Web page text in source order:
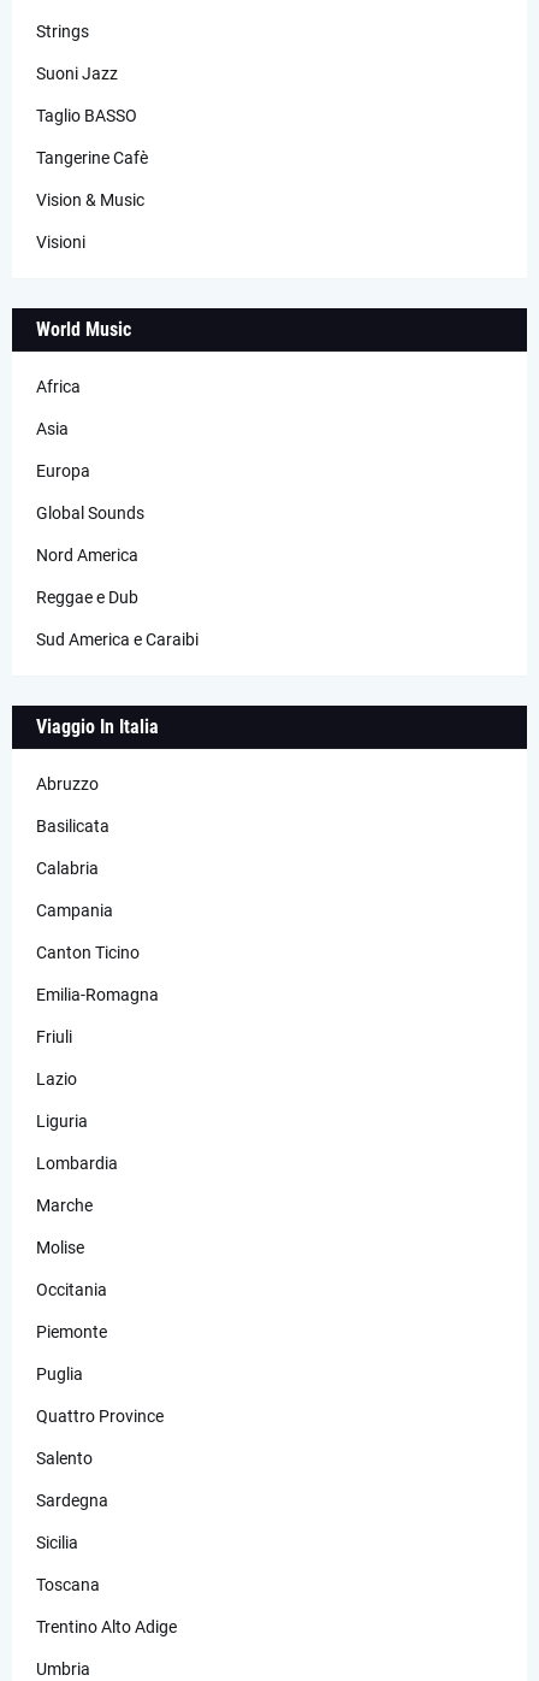
Strings
Suoni Jazz
Taglio BASSO
Tangerine Cafè
Vision & Music
Visioni
World Music
Africa
Asia
Europa
Global Sounds
Nord America
Reggae e Dub
Sud America e Caraibi
Viaggio In Italia
Abruzzo
Basilicata
Calabria
Campania
Canton Ticino
Emilia-Romagna
Friuli
Lazio
Liguria
Lombardia
Marche
Molise
Occitania
Piemonte
Puglia
Quattro Province
Salento
Sardegna
Sicilia
Toscana
Trentino Alto Adige
Umbria